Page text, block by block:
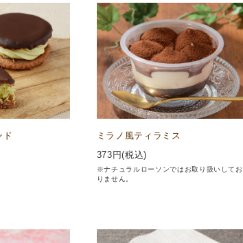
ド
ミラノ風ティラミス
373 円(税込)
※ナチュラルローソンではお取り扱いしてお
りません。